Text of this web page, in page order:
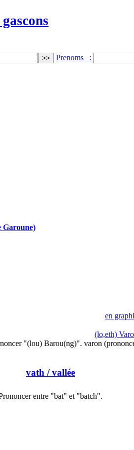
Prenoms :
Garoune)
en
(lo,eth)
"(lou) Barou(ng)". varon
vath / vallée
entre "bat" et "batch".